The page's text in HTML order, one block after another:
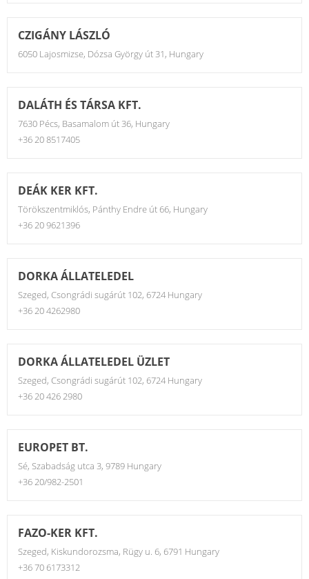
CZIGÁNY LÁSZLÓ
6050 Lajosmizse, Dózsa György út 31, Hungary
DALÁTH ÉS TÁRSA KFT.
7630 Pécs, Basamalom út 36, Hungary
+36 20 8517405
DEÁK KER KFT.
Törökszentmiklós, Pánthy Endre út 66, Hungary
+36 20 9621396
DORKA ÁLLATELEDEL
Szeged, Csongrádi sugárút 102, 6724 Hungary
+36 20 4262980
DORKA ÁLLATELEDEL ÜZLET
Szeged, Csongrádi sugárút 102, 6724 Hungary
+36 20 426 2980
EUROPET BT.
Sé, Szabadság utca 3, 9789 Hungary
+36 20/982-2501
FAZO-KER KFT.
Szeged, Kiskundorozsma, Rügy u. 6, 6791 Hungary
+36 70 6173312